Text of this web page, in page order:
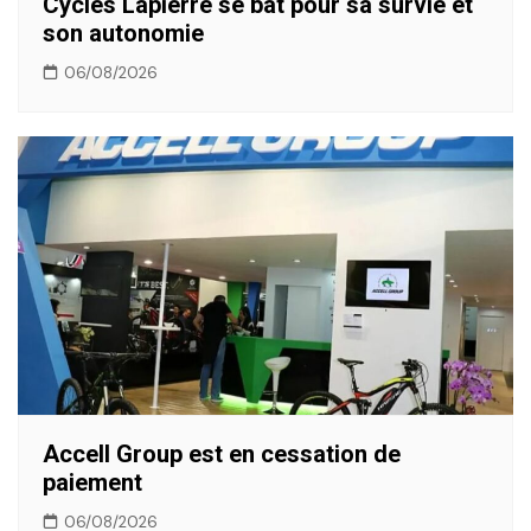
son autonomie
06/08/2026
Accell Group est en cessation de
paiement
06/08/2026